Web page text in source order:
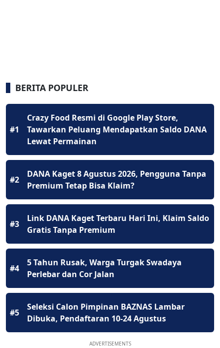
BERITA POPULER
#1
Crazy Food Resmi di Google Play Store,
Tawarkan Peluang Mendapatkan Saldo DANA
Lewat Permainan
#2
DANA Kaget 8 Agustus 2026, Pengguna Tanpa
Premium Tetap Bisa Klaim?
#3
Link DANA Kaget Terbaru Hari Ini, Klaim Saldo
Gratis Tanpa Premium
#4
5 Tahun Rusak, Warga Turgak Swadaya
Perlebar dan Cor Jalan
#5
Seleksi Calon Pimpinan BAZNAS Lambar
Dibuka, Pendaftaran 10-24 Agustus
ADVERTISEMENTS